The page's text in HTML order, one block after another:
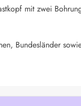
mit zwei
Bundesländer